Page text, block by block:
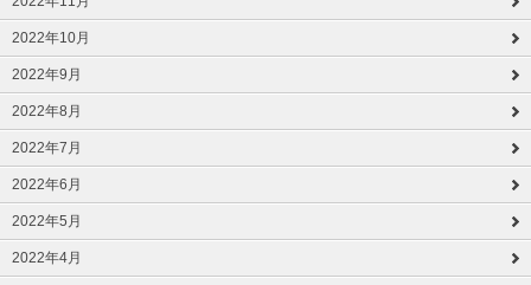
2022年10月
2022年9月
2022年8月
2022年7月
2022年6月
2022年5月
2022年4月